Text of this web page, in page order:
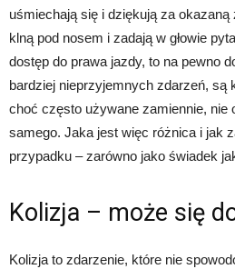
uśmiechają się i dziękują za
klną pod nosem i zadają w głowie
dostęp do prawa jazdy, to na pewno
bardziej nieprzyjemnych zdarzeń, są
choć często używane zamiennie, nie
samego. Jaka jest więc różnica i jak
przypadku – zarówno jako świadek
Kolizja – może się
Kolizja to zdarzenie, które nie